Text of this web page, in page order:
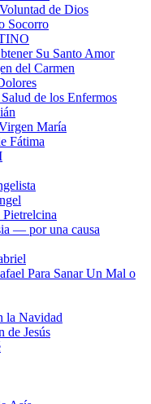
de Dios
Socorro
Su Santo Amor
del Carmen
de los Enfermos
María
Fátima
— por una causa
Para Sanar Un Mal o
la Navidad
de Jesús